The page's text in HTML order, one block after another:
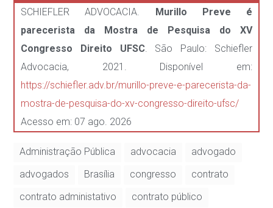
SCHIEFLER ADVOCACIA. Murillo Preve é
parecerista da Mostra de Pesquisa do XV
Congresso Direito UFSC. São Paulo: Schiefler
Advocacia, 2021. Disponível em:
https://schiefler.adv.br/murillo-preve-e-parecerista-da-
mostra-de-pesquisa-do-xv-congresso-direito-ufsc/
Acesso em: 07 ago. 2026
Administração Pública advocacia
advogado
advogados
Brasília congresso
contrato
contrato administativo
contrato público